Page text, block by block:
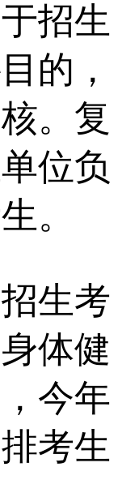
招生
的，
。复
位负
。
生考
体健
今年
考生